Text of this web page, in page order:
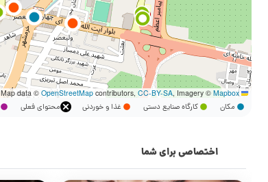
Leaflet
Map data © OpenStreetMapcontributors, CC-BY-SA, Imagery © Mapbox
مکان کارگاه صنایع دستی غذا و خوردنی محتوای فعلی
اختصاصی برای شما